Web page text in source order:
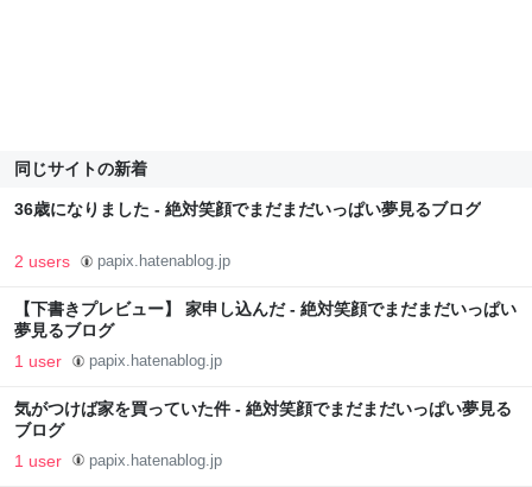
同じサイトの新着
36歳になりました - 絶対笑顔でまだまだいっぱい夢見るブログ
2 users papix.hatenablog.jp
【下書きプレビュー】 家申し込んだ - 絶対笑顔でまだまだいっぱい
夢見るブログ
1 user papix.hatenablog.jp
気がつけば家を買っていた件 - 絶対笑顔でまだまだいっぱい夢見る
ブログ
1 user papix.hatenablog.jp